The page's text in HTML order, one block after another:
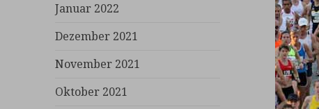
Januar 2022
Dezember 2021
November 2021
Oktober 2021